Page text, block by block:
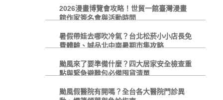
2026漫畫博覽會攻略！世貿一館臺灣漫畫
館作家簽名會與活動時間
暑假帶娃去哪吹冷氣？台北松菸小小店長免
費體驗、誠品北中南暑期市集攻略
颱風來了要準備什麼？四大居家安全檢查重
點與緊急避難包必備囤貨清單
颱風假醫院有開嗎？全台各大醫院門診異